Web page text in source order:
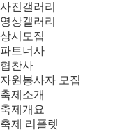
사진갤러리
영상갤러리
상시모집
파트너사
협찬사
자원봉사자 모집
축제소개
축제개요
축제 리플렛